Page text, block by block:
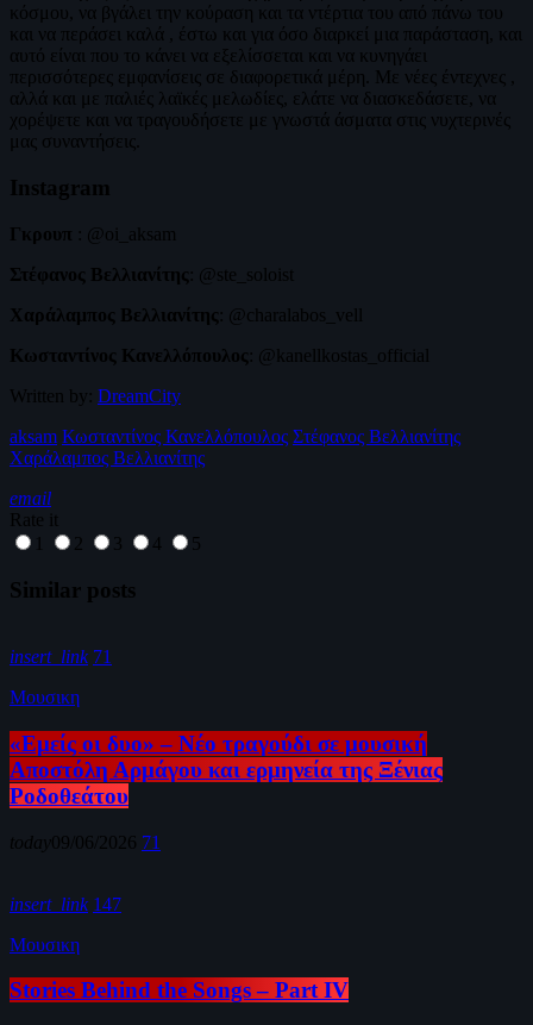
κόσμου, να βγάλει την κούραση και τα ντέρτια του από πάνω του
και να περάσει καλά , έστω και για όσο διαρκεί μια παράσταση, και
αυτό είναι που το κάνει να εξελίσσεται και να κυνηγάει
περισσότερες εμφανίσεις σε διαφορετικά μέρη. Με νέες έντεχνες ,
αλλά και με παλιές λαϊκές μελωδίες, ελάτε να διασκεδάσετε, να
χορέψετε και να τραγουδήσετε με γνωστά άσματα στις νυχτερινές
μας συναντήσεις.
Instagram
Γκρουπ : @oi_aksam
Στέφανος Βελλιανίτης: @ste_soloist
Χαράλαμπος Βελλιανίτης: @charalabos_vell
Κωσταντίνος Κανελλόπουλος: @kanellkostas_official
Written by: DreamCity
aksam Κωσταντίνος Κανελλόπουλος Στέφανος Βελλιανίτης
Χαράλαμπος Βελλιανίτης
email
Rate it
1
2 3 4 5
Similar posts
insert_link 71
Μουσικη
«Εμείς οι δυο» – Νέο τραγούδι σε μουσική
Αποστόλη Αρμάγου και ερμηνεία της Ξένιας
Ροδοθεάτου
today09/06/2026 71
insert_link 147
Μουσικη
Stories Behind the Songs – Part IV